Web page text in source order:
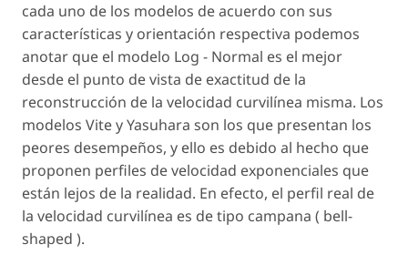
cada uno de los modelos de acuerdo con sus
características y orientación respectiva podemos
anotar que el modelo Log - Normal es el mejor
desde el punto de vista de exactitud de la
reconstrucción de la velocidad curvilínea misma. Los
modelos Vite y Yasuhara son los que presentan los
peores desempeños, y ello es debido al hecho que
proponen perfiles de velocidad exponenciales que
están lejos de la realidad. En efecto, el perfil real de
la velocidad curvilínea es de tipo campana ( bell-
shaped ).